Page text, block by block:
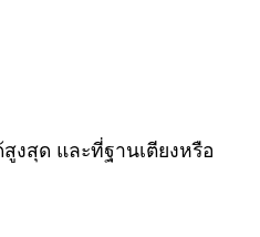
งสุด และที่ฐานเตียงหรือ